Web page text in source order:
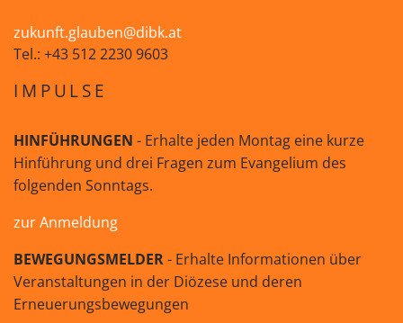
zukunft.glauben@dibk.at
Tel.: +43 512 2230 9603
IMPULSE
HINFÜHRUNGEN - Erhalte jeden Montag eine kurze
Hinführung und drei Fragen zum Evangelium des
folgenden Sonntags.
zur Anmeldung
BEWEGUNGSMELDER- Erhalte Informationen über
Veranstaltungen in der Diözese und deren
Erneuerungsbewegungen